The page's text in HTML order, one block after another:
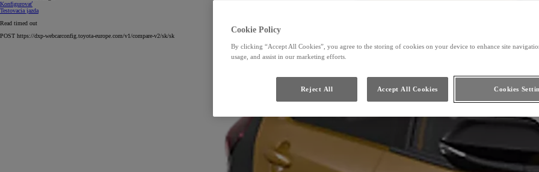
Konfigurovať
Testovacia jazda
Read timed out
POST https://dxp-webcarconfig.toyota-europe.com/v1/compare-v2/sk/sk
Cookie Policy
By clicking “Accept All Cookies”, you agree to the storing of cookies on your device to enhance site
usage, and assist in our marketing efforts.
Cookies
Reject All Accept All Cookies